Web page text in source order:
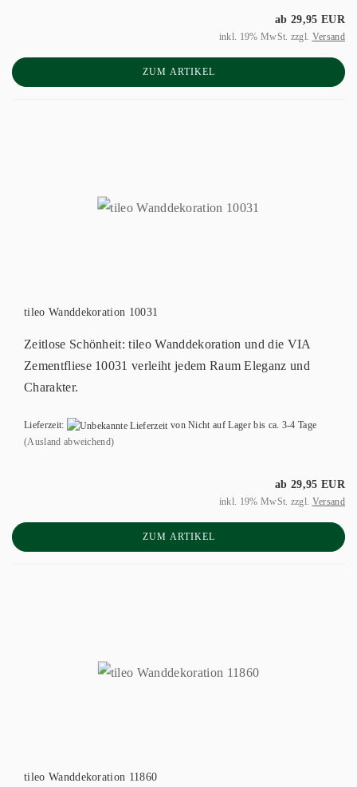
ab 29,95 EUR
inkl. 19% MwSt. zzgl. Versand
ZUM ARTIKEL
tileo Wanddekoration 10031
Zeitlose Schönheit: tileo Wanddekoration und die VIA
Zementfliese 10031 verleiht jedem Raum Eleganz und
Charakter.
Lieferzeit:
von Nicht auf Lager bis ca. 3-4 Tage
(Ausland abweichend)
ab 29,95 EUR
inkl. 19% MwSt. zzgl. Versand
ZUM ARTIKEL
tileo Wanddekoration 11860